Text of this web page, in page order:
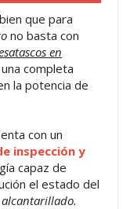
que para
no basta con
en
completa
la potencia de
con un
inspección y
capaz de
el estado del